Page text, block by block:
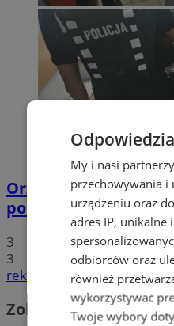
Orzesze: Podczas
policjantów i wybił
3
3
reklama
Zobacz również
My i nasi
przechowywania
urządzeniu oraz
adres IP,
odbiorców oraz
również
wykorzystywać
Twoje wybory